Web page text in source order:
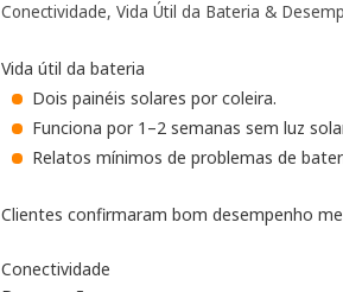
Conectividade, Vida Útil da Bateria &
Vida útil da bateria
Dois painéis solares por coleira.
Funciona por 1–2 semanas sem luz
Relatos mínimos de problemas de
Clientes confirmaram bom desempenho
Conectividade